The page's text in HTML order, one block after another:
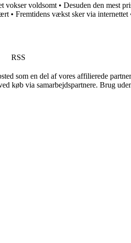
vokser voldsomt • Desuden den mest
• Fremtidens vækst sker via internettet
RSS
som en del af vores affilierede
køb via samarbejdspartnere. Brug